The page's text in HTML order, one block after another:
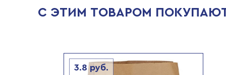
С ЭТИМ ТОВАРОМ
3.8руб.